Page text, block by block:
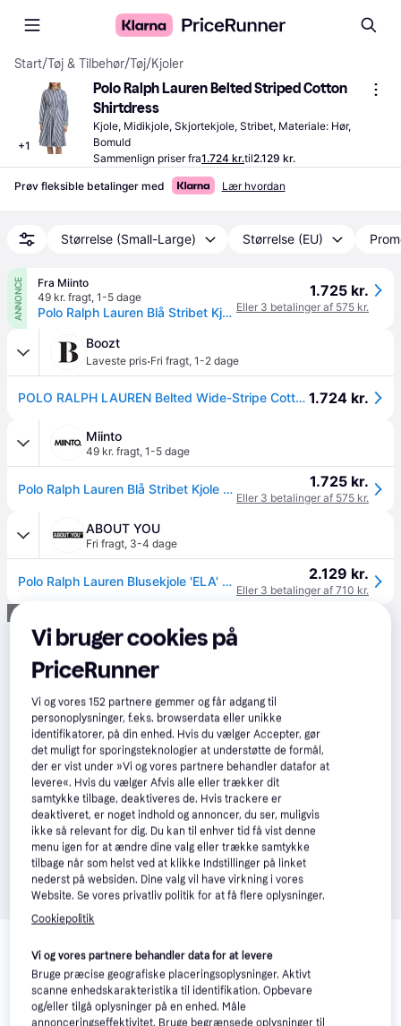
Start/Tøj & Tilbehør/Tøj/Kjoler
+1
Polo Ralph Lauren Belted Striped Cotton
Shirtdress
Kjole, Midikjole, Skjortekjole, Stribet, Materiale: Hør,
Bomuld
Sammenlign priser fra1.724 kr.til2.129 kr.
Prøv fleksible betalinger med Lær hvordan
Størrelse (Small-Large) Størrelse (EU)
ANNONCE
Fra Miinto
49 kr. fragt, 1-5 dage
Polo Ralph Lauren Blå Stribet Kjole med Taljebælte - Kjoler - Dame - Blå - L - Bomuld
1.725 kr.
Eller 3 betalinger af 575 kr.
Boozt
Laveste pris·Fri fragt, 1-2 dage
POLO RALPH LAUREN Belted Wide-Stripe Cotton Shirtdress | Blue | 36 1.724 kr.
Miinto
49 kr. fragt, 1-5 dage
Polo Ralph Lauren Blå Stribet Kjole med Taljebælte - Kjoler - Dame - Blå - L - Bomuld 1.725 kr.
Eller 3 betalinger af 575 kr.
ABOUT YOU
Fri fragt, 3-4 dage
Polo Ralph Lauren Blusekjole 'ELA' navy / hvid 2.129 kr.
Eller 3 betalinger af 710 kr.
Annonce
Relaterede produkter
Se vores forslag til andre produkter, der matcher dine
interesser. Vis alle
Vi bruger cookies på
PriceRunner
Vi og vores152 partnere gemmer og får adgang til
personoplysninger, f.eks. browserdata eller unikke
identifikatorer, på din enhed. Hvis du vælger Accepter, gør
det muligt for sporingsteknologier at understøtte de formål,
der er vist under »Vi og vores partnere behandler datafor at
levere«. Hvis du vælger Afvis alle eller trækker dit
samtykke tilbage, deaktiveres de. Hvis trackere er
deaktiveret, er noget indhold og annoncer, du ser, muligvis
ikke så relevant for dig. Du kan til enhver tid få vist denne
menu igen for at ændre dine valg eller trække samtykke
tilbage når som helst ved at klikke Indstillinger på linket
nederst på websiden. Dine valg vil have virkning i vores
Website. Se vores privatliv politik for at få flere oplysninger.
Cookiepolitik
Vi og vores partnere behandler data for at levere
Bruge præcise geografiske placeringsoplysninger. Aktivt
scanne enhedskarakteristika til identifikation. Opbevare
og/eller tilgå oplysninger på en enhed. Måle
annonceringseffektivitet. Bruge begrænsede oplysninger til